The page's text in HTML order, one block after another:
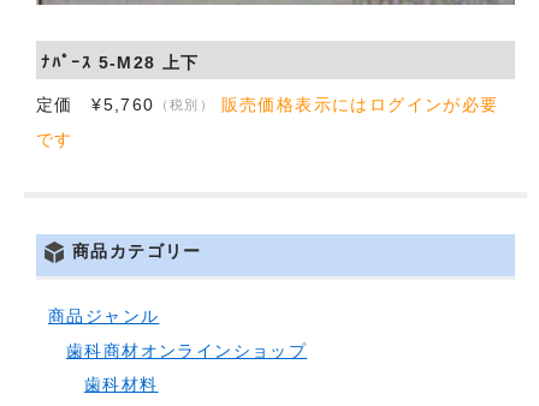
会社概要
お問い合わせ
ﾅﾊﾟｰｽ 5-M28 上下
定価 ¥5,760 （税別）
販売価格表示にはログインが必要
です
商品カテゴリー
商品ジャンル
歯科商材オンラインショップ
歯科材料